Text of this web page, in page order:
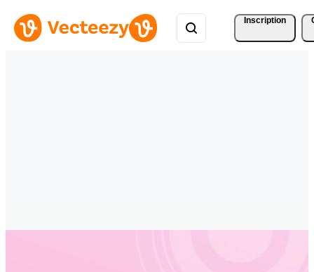
Inscription